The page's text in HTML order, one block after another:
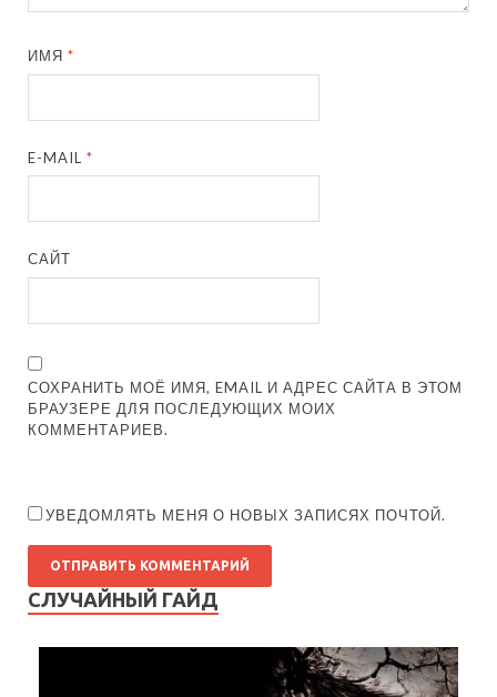
ИМЯ*
E-MAIL*
САЙТ
СОХРАНИТЬ МОЁ ИМЯ, EMAIL И АДРЕС САЙТА В ЭТОМ
БРАУЗЕРЕ ДЛЯ ПОСЛЕДУЮЩИХ МОИХ
КОММЕНТАРИЕВ.
УВЕДОМЛЯТЬ МЕНЯ О НОВЫХ ЗАПИСЯХ ПОЧТОЙ.
СЛУЧАЙНЫЙ ГАЙД